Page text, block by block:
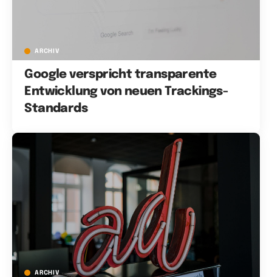
ARCHIV
Google verspricht transparente
Entwicklung von neuen Trackings-
Standards
ARCHIV